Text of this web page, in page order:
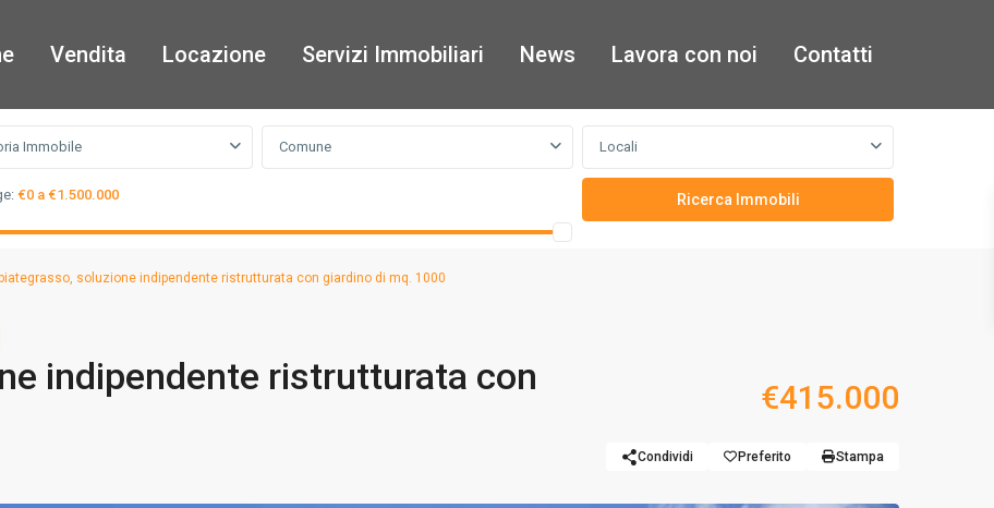
Vendita Locazione Servizi Immobiliari News Lavora con noi Contatti
Immobile Comune Locali
€0 a €1.500.000
soluzione indipendente ristrutturata con giardino di mq. 1000
indipendente ristrutturata con
€415.000
Condividi Preferito Stampa